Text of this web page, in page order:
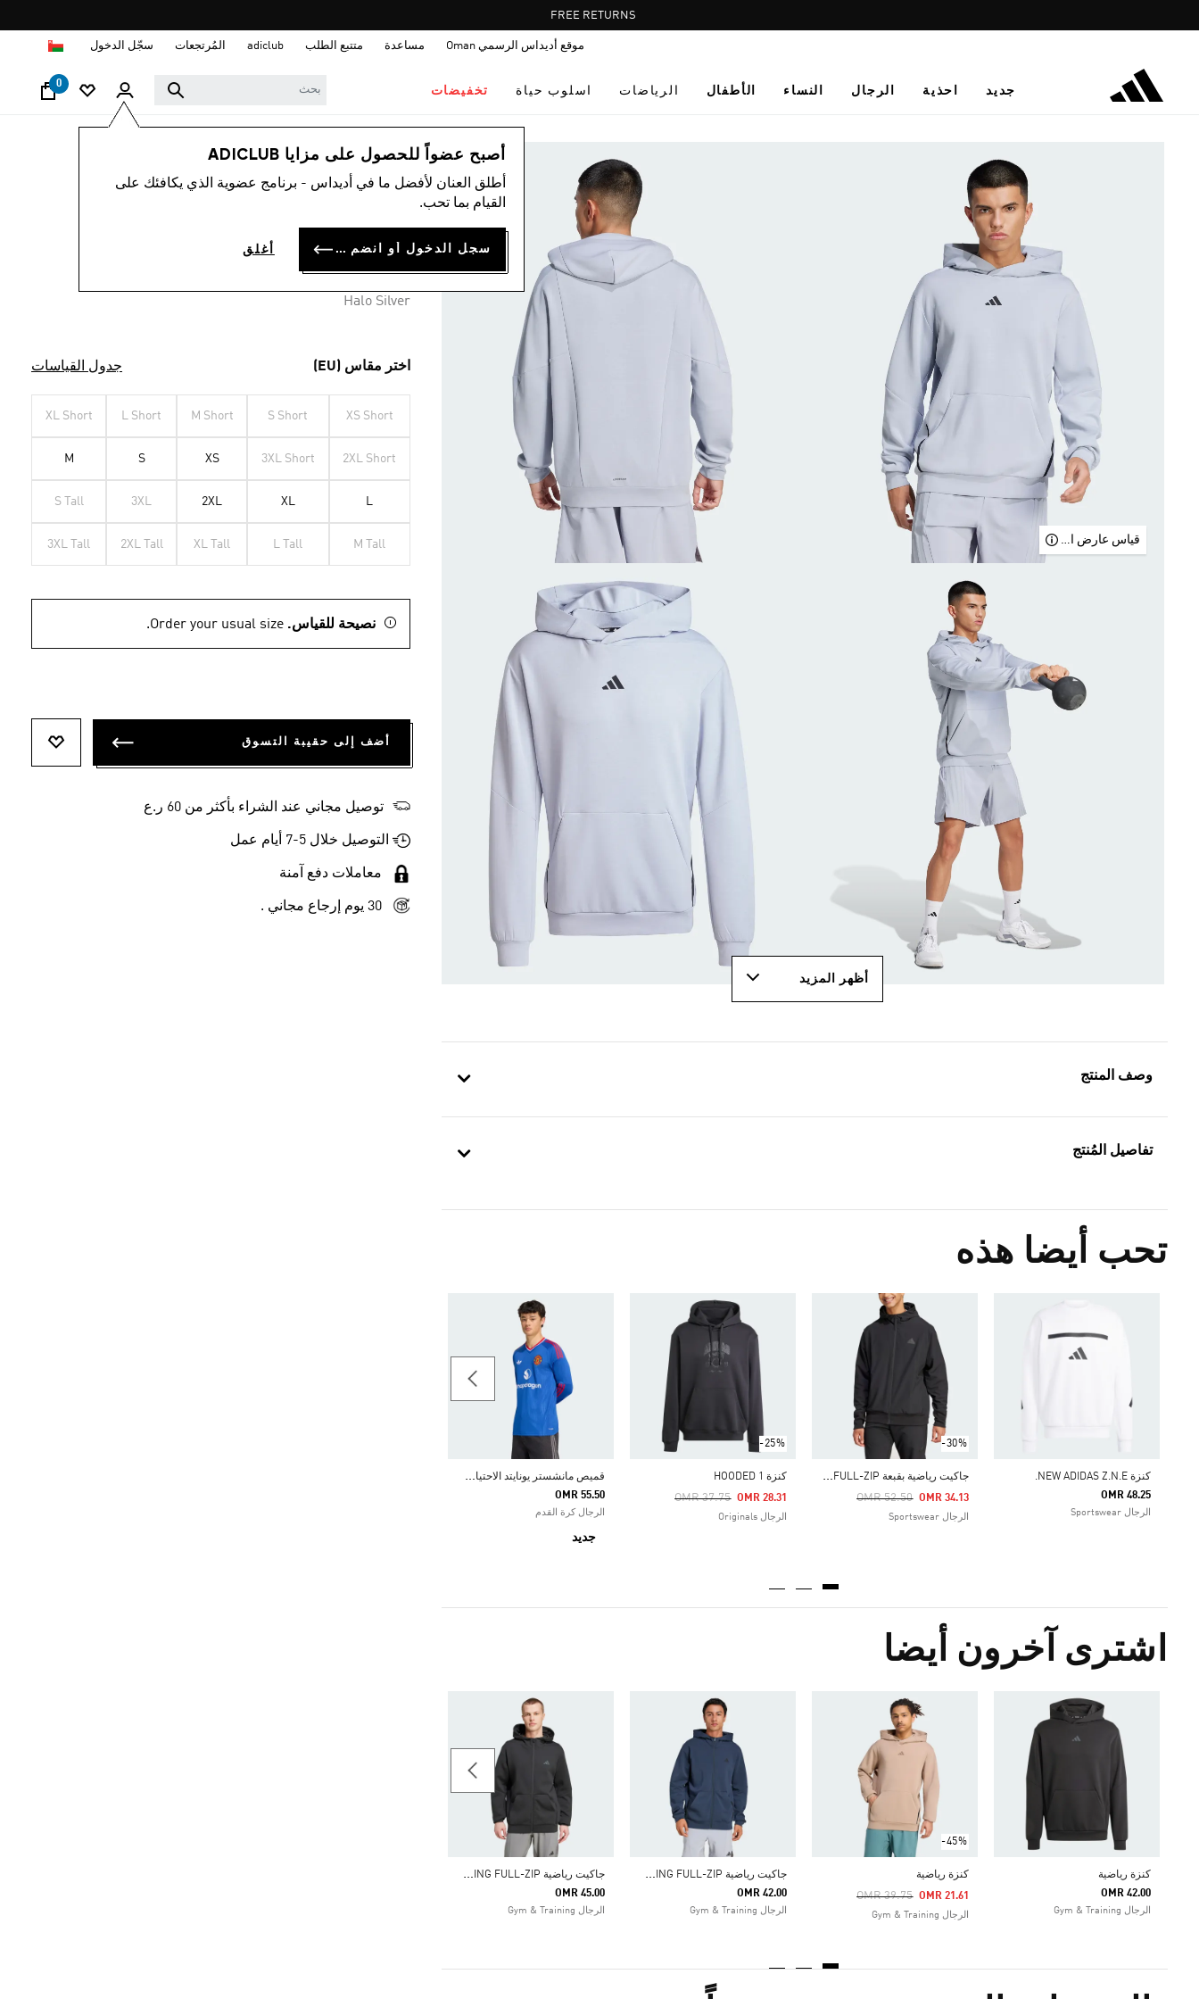
Pause
promotion
FREE RETURNS
موقع أديداس الرسمي Oman مساعدة متتبع الطلب adiclub المُرتجعات سجّل الدخول
جديد احذية الرجال النساء الأطفال الرياضات اسلوب حياة تخفيضات
0
أصبح عضواً للحصول على مزايا ADICLUB
أطلق العنان لأفضل ما في أديداس - برنامج عضوية الذي يكافئك على
القيام بما تحب.
سجل الدخول أو انضم الآن أغلق
قياس عارض الأزياء
أظهر المزيد
وصف المنتج
تفاصيل المُنتج
تحب أيضا هذه
كنزة NEW ADIDAS Z.N.E.
OMR 48.25
الرجال Sportswear
-30%
ج
اكيت رياضية بقبعة Z.N.E. WOVEN FULL-ZIP
Price Reduced From
OMR 52.50
To OMR 34.13
الرجال Sportswear
-25%
كنزة HOODED 1
Price Reduced From
OMR 37.75
To OMR 28.31
الرجال Originals
ق
ميص مانشستر يونايتد الاحتياطي لموسم 26/27 بأكمام طويلة
OMR 55.50
الرجال كرة القدم
جديد
اشترى آخرون أيضا
كنزة رياضية
OMR 42.00
الرجال Gym & Training
-45%
كنزة رياضية
Price Reduced From
OMR 39.75
To OMR 21.61
الرجال Gym & Training
ج
اكيت رياضية DESIGNED FOR TRAINING FULL-ZIP
OMR 42.00
الرجال Gym & Training
ج
اكيت رياضية DESIGNED FOR TRAINING FULL-ZIP
OMR 45.00
الرجال Gym & Training
Price Reduced From
الرجال ملابس
كنزة رياضية
OMR 42.00
Halo Silver
اختر مقاس (EU) جدول القياسات
XS Short
S Short
M Short
L Short
XL Short
2XL Short
3XL Short
XS
S
M
L
XL
2XL
3XL
S Tall
M Tall
L Tall
XL Tall
2XL Tall
3XL Tall
نصيحة للقياس.Order your usual size.
أضف إلى حقيبة التسوق
توصيل مجاني عند الشراء بأكثر من 60 ر.ع
التوصيل خلال 5-7 أيام عمل
معاملات دفع آمنة
30 يوم إرجاع مجاني .